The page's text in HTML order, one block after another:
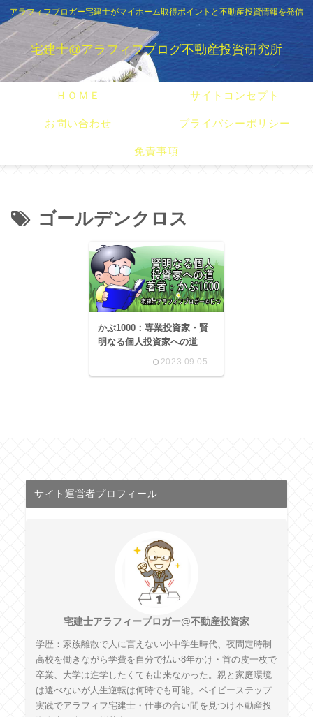
アラフィフブロガー宅建士がマイホーム取得ポイントと不動産投資情報を発信
宅建士@アラフィフブログ不動産投資研究所
ＨＯＭＥ サイトコンセプト
お問い合わせ プライバシーポリシー
免責事項
ゴールデンクロス
かぶ1000：専業投資家・賢
明なる個人投資家への道
2023.09.05
サイト運営者プロフィール
宅建士アラフィーブロガー@不動産投資家
学歴：家族離散で人に言えない小中学生時代、夜間定時制
高校を働きながら学費を自分で払い8年かけ・首の皮一枚で
卒業、大学は進学したくても出来なかった。親と家庭環境
は選べないが人生逆転は何時でも可能。ベイビーステップ
実践でアラフィフ宅建士・仕事の合い間を見つけ不動産投